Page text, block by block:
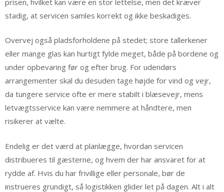
stadig, at servicen samles korrekt og ikke beskadiges.
Overvej også pladsforholdene på stedet; store tallerkener
eller mange glas kan hurtigt fylde meget, både på bordene og
under opbevaring før og efter brug. For udendørs
arrangementer skal du desuden tage højde for vind og vejr,
da tungere service ofte er mere stabilt i blæsevejr, mens
letvægtsservice kan være nemmere at håndtere, men
risikerer at vælte.
Endelig er det værd at planlægge, hvordan servicen
distribueres til gæsterne, og hvem der har ansvaret for at
rydde af. Hvis du har frivillige eller personale, bør de
instrueres grundigt, så logistikken glider let på dagen. Alt i alt